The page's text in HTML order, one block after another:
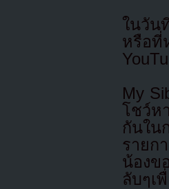
ในวัน
หรือที่
My
โชว์ห
กันใน
รายก
น้องข
ลับๆเ